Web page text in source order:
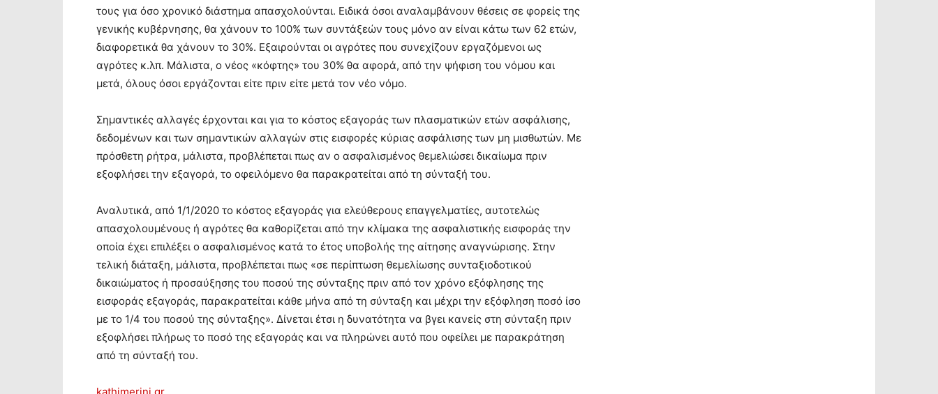
τους για όσο χρονικό διάστημα απασχολούνται. Ειδικά όσοι αναλαμβάνουν θέσεις σε φορείς της
γενικής κυβέρνησης, θα χάνουν το 100% των συντάξεών τους μόνο αν είναι κάτω των 62 ετών,
διαφορετικά θα χάνουν το 30%. Εξαιρούνται οι αγρότες που συνεχίζουν εργαζόμενοι ως
αγρότες κ.λπ. Μάλιστα, ο νέος «κόφτης» του 30% θα αφορά, από την ψήφιση του νόμου και
μετά, όλους όσοι εργάζονται είτε πριν είτε μετά τον νέο νόμο.
Σημαντικές αλλαγές έρχονται και για το κόστος εξαγοράς των πλασματικών ετών ασφάλισης,
δεδομένων και των σημαντικών αλλαγών στις εισφορές κύριας ασφάλισης των μη μισθωτών. Με
πρόσθετη ρήτρα, μάλιστα, προβλέπεται πως αν ο ασφαλισμένος θεμελιώσει δικαίωμα πριν
εξοφλήσει την εξαγορά, το οφειλόμενο θα παρακρατείται από τη σύνταξή του.
Αναλυτικά, από 1/1/2020 το κόστος εξαγοράς για ελεύθερους επαγγελματίες, αυτοτελώς
απασχολουμένους ή αγρότες θα καθορίζεται από την κλίμακα της ασφαλιστικής εισφοράς την
οποία έχει επιλέξει ο ασφαλισμένος κατά το έτος υποβολής της αίτησης αναγνώρισης. Στην
τελική διάταξη, μάλιστα, προβλέπεται πως «σε περίπτωση θεμελίωσης συνταξιοδοτικού
δικαιώματος ή προσαύξησης του ποσού της σύνταξης πριν από τον χρόνο εξόφλησης της
εισφοράς εξαγοράς, παρακρατείται κάθε μήνα από τη σύνταξη και μέχρι την εξόφληση ποσό ίσο
με το 1/4 του ποσού της σύνταξης». Δίνεται έτσι η δυνατότητα να βγει κανείς στη σύνταξη πριν
εξοφλήσει πλήρως το ποσό της εξαγοράς και να πληρώνει αυτό που οφείλει με παρακράτηση
από τη σύνταξή του.